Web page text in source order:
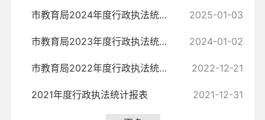
市教育局2024年度行政执法统计年报 2025-01-03
市教育局2023年度行政执法统计年报 2024-01-02
市教育局2022年度行政执法统计报表 2022-12-21
2021年度行政执法统计报表 2021-12-31